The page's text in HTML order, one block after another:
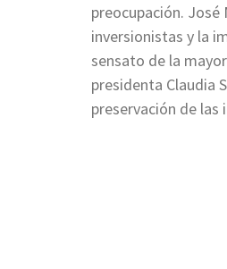
preocupación. José
inversionistas y la
sensato de la
presidenta Claudia
preservación de